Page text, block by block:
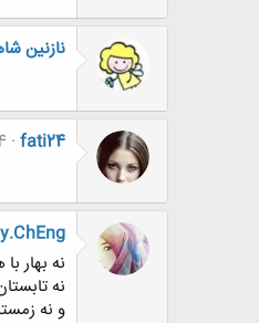
نازنین
fati24
نه بهار
نه
و نه